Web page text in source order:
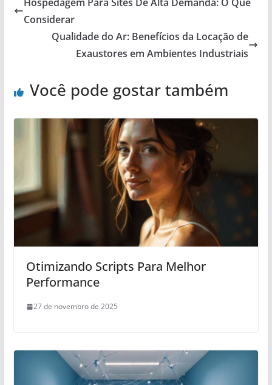
Considerar
Qualidade do Ar: Benefícios da Locação de
Exaustores em Ambientes Industriais
Você pode gostar também
Otimizando Scripts Para Melhor
Performance
27 de novembro de 2025